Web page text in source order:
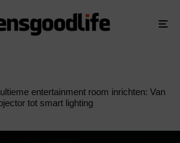
entertainment room inrichten: Van
tot smart lighting